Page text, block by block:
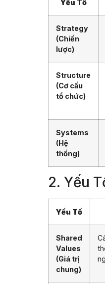
Yếu Tố
Strategy
(Chiến
lược)
Structure
(Cơ cấu
tổ chức)
Systems
(Hệ
thống)
2. Yếu
Yếu Tố
Shared
Values
(Giá trị
chung)